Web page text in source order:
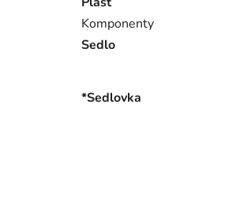
Komponenty
Sedlo
*Sedlovka